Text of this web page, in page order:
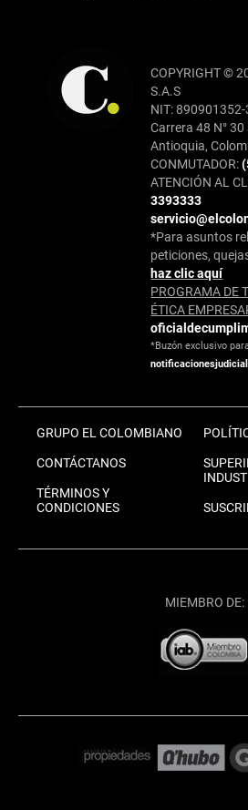
COPYRIGHT ©
S.A.S
NIT: 890901352-
Carrera 48 N°
Antioquia,
CONMUTADOR:
ATENCIÓN AL
3393333
*Para asuntos
peticiones,
haz clic aquí
PROGRAMA DE
ÉTICA
*Buzón exclusivo
GRUPO EL COLOMBIANO
CONTÁCTANOS
TÉRMINOS Y
CONDICIONES
MIEMBRO DE: